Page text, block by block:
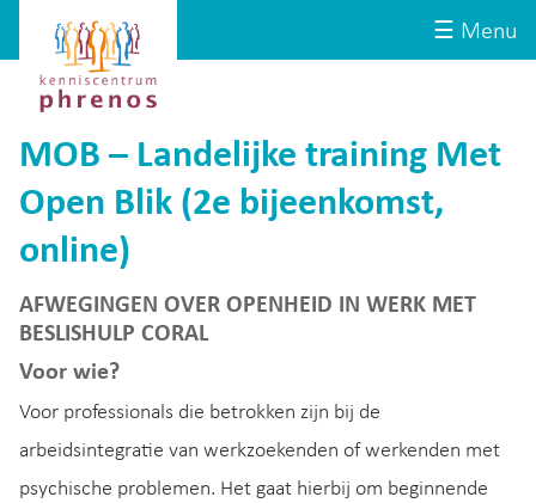
☰ Menu
Kenniscentrum
Phrenos
website
MOB – Landelijke training Met
Open Blik (2e bijeenkomst,
online)
AFWEGINGEN OVER OPENHEID IN WERK MET
BESLISHULP CORAL
Voor wie?
Voor professionals die betrokken zijn bij de
arbeidsintegratie van werkzoekenden of werkenden met
psychische problemen. Het gaat hierbij om beginnende